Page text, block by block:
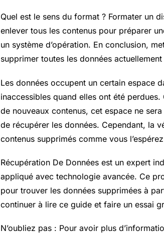
Quel est le sens du format ? Formater un
enlever tous les contenus pour préparer
un système d’opération. En conclusion,
supprimer toutes les données
Les données occupent un certain espace
inaccessibles quand elles ont été perdues.
de nouveaux contenus, cet espace ne
de récupérer les données. Cependant, la
contenus supprimés comme vous
Récupération De Données est un expert
appliqué avec technologie avancée. Ce
pour trouver les données supprimées à
continuer à lire ce guide et faire un essai
N’oubliez pas : Pour avoir plus